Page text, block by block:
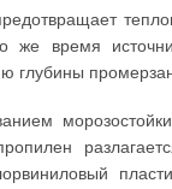
время